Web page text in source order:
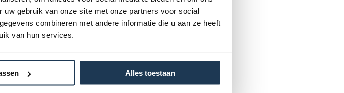
gebruik van onze site met onze partners voor social
combineren met andere informatie die u aan ze heeft
van hun services.
Alles toestaan